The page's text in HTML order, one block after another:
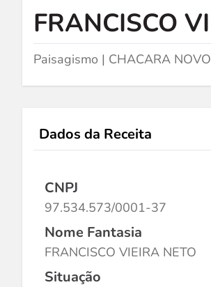
FRANCISCO
Paisagismo | CHACARA
Dados da Receita
CNPJ
97.534.573/0001-37
Nome Fantasia
FRANCISCO VIEIRA NETO
Situação